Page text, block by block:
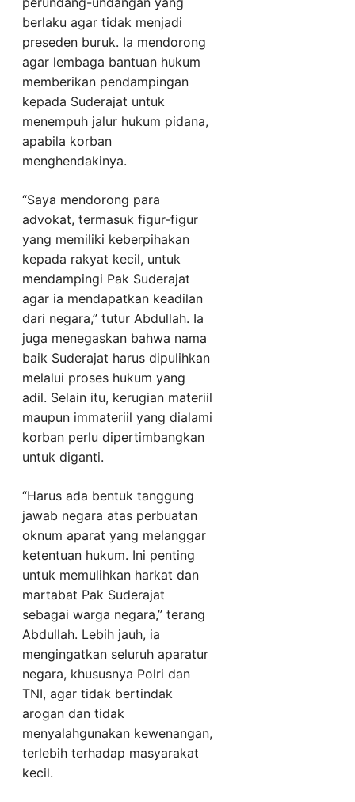
berlaku agar tidak menjadi
preseden buruk. Ia mendorong
agar lembaga bantuan hukum
memberikan pendampingan
kepada Suderajat untuk
menempuh jalur hukum pidana,
apabila korban
menghendakinya.
“Saya mendorong para
advokat, termasuk figur-figur
yang memiliki keberpihakan
kepada rakyat kecil, untuk
mendampingi Pak Suderajat
agar ia mendapatkan keadilan
dari negara,” tutur Abdullah. Ia
juga menegaskan bahwa nama
baik Suderajat harus dipulihkan
melalui proses hukum yang
adil. Selain itu, kerugian materiil
maupun immateriil yang dialami
korban perlu dipertimbangkan
untuk diganti.
“Harus ada bentuk tanggung
jawab negara atas perbuatan
oknum aparat yang melanggar
ketentuan hukum. Ini penting
untuk memulihkan harkat dan
martabat Pak Suderajat
sebagai warga negara,” terang
Abdullah. Lebih jauh, ia
mengingatkan seluruh aparatur
negara, khususnya Polri dan
TNI, agar tidak bertindak
arogan dan tidak
menyalahgunakan kewenangan,
terlebih terhadap masyarakat
kecil.